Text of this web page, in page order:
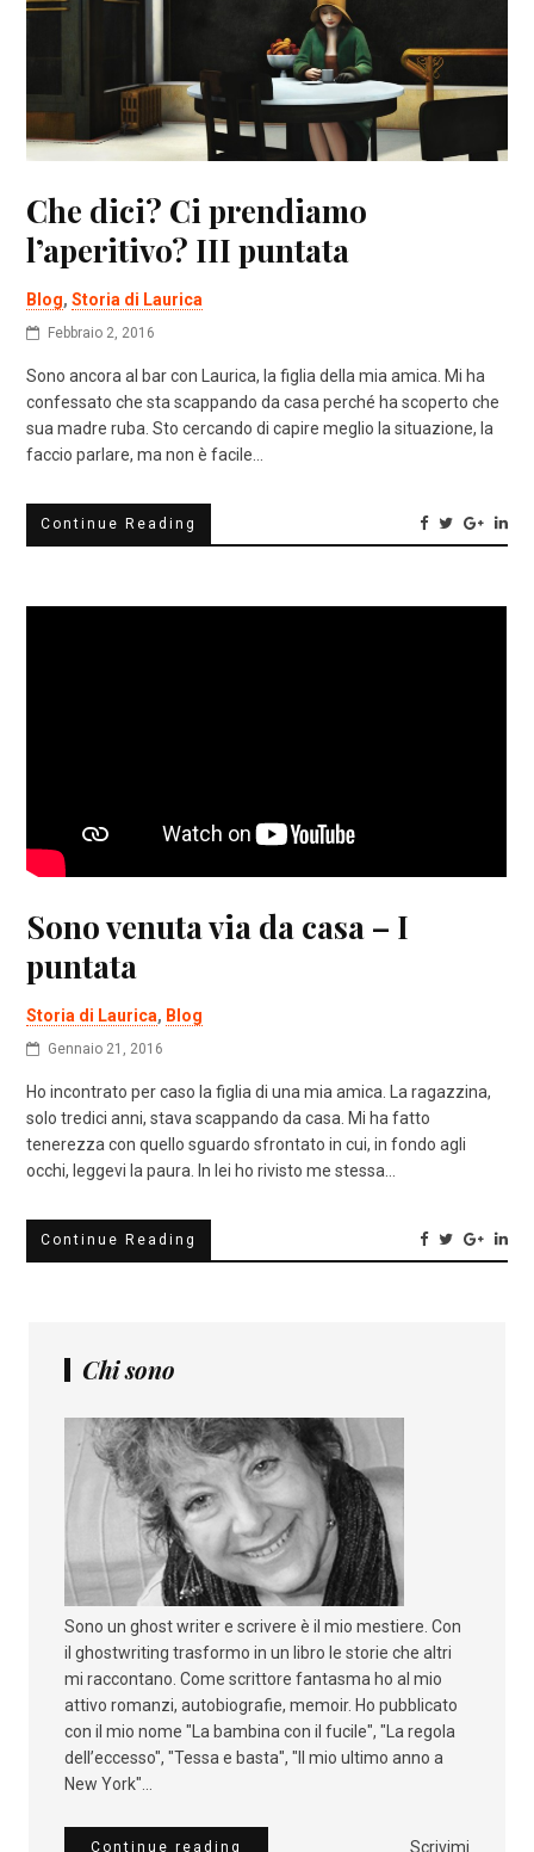
Che dici? Ci prendiamo
l’aperitivo? III puntata
Blog,Storia di Laurica
Febbraio 2, 2016
Sono ancora al bar con Laurica, la figlia della mia amica. Mi ha
confessato che sta scappando da casa perché ha scoperto che
sua madre ruba. Sto cercando di capire meglio la situazione, la
faccio parlare, ma non è facile…
Continue Reading
Sono venuta via da casa – I
puntata
Storia di Laurica, Blog
Gennaio 21, 2016
Ho incontrato per caso la figlia di una mia amica. La ragazzina,
solo tredici anni, stava scappando da casa. Mi ha fatto
tenerezza con quello sguardo sfrontato in cui, in fondo agli
occhi, leggevi la paura. In lei ho rivisto me stessa…
Continue Reading
Chi sono
Sono un ghost writer e scrivere è il mio mestiere. Con
il ghostwriting trasformo in un libro le storie che altri
mi raccontano. Come scrittore fantasma ho al mio
attivo romanzi, autobiografie, memoir. Ho pubblicato
con il mio nome "La bambina con il fucile", "La regola
dell’eccesso", "Tessa e basta", "Il mio ultimo anno a
New York"...
Scrivimi
Continue reading